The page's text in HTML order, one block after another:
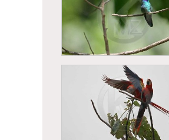
Vautour prenant son vol
Colibri thalassin (Colibri
thalassinus)